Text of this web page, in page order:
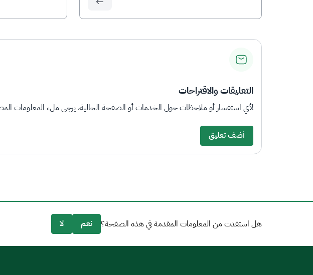
التعليقات والاقتراحات
لأي استفسار أو ملاحظات حول الخدمات أو الصفحة الحالية، يرجى ملء المعلومات
أضف تعليق
هل استفدت من المعلومات المقدمة في هذه الصفحة؟ نعم لا